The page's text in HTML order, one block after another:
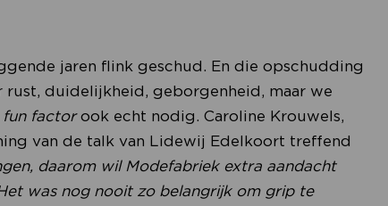
jaren flink geschud. En die opschudding
rust, duidelijkheid, geborgenheid, maar we
fun factorook echt nodig. Caroline Krouwels,
van de talk van Lidewij Edelkoort treffend
daarom wil Modefabriek extra aandacht
was nog nooit zo belangrijk om grip te